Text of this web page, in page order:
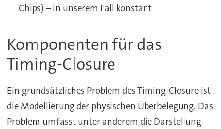
Chips) – in unserem Fall konstant
Komponenten für das
Timing-Closure
Ein grundsätzliches Problem des Timing-Closure ist
die Modellierung der physischen Überbelegung. Das
Problem umfasst unter anderem die Darstellung